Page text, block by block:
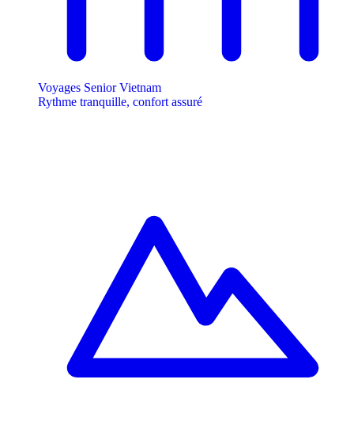
Voyages Senior Vietnam
Rythme tranquille, confort assuré